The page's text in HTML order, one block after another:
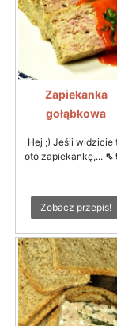
Zapiekanka
gołąbkowa
Hej ;) Jeśli widzicie
oto zapiekankę,... ⇖
Zobacz przepis!